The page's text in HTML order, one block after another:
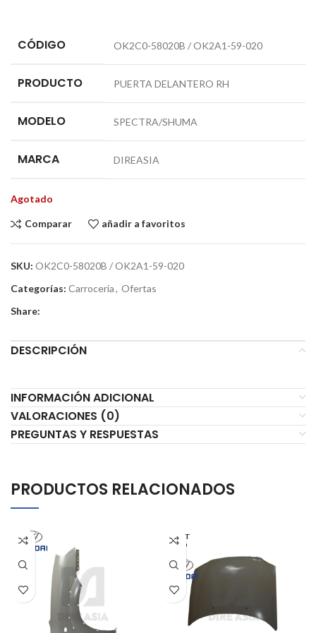
CÓDIGO OK2C0-58020B / OK2A1-59-020
PRODUCTO PUERTA DELANTERO RH
MODELO SPECTRA/SHUMA
MARCA DIREASIA
Agotado
Comparar añadir a favoritos
SKU: OK2C0-58020B / OK2A1-59-020
Categorías: Carrocería, Ofertas
Share:
DESCRIPCIÓN
INFORMACIÓN ADICIONAL
VALORACIONES (0)
PREGUNTAS Y RESPUESTAS
PRODUCTOS RELACIONADOS
AGOT
ADO